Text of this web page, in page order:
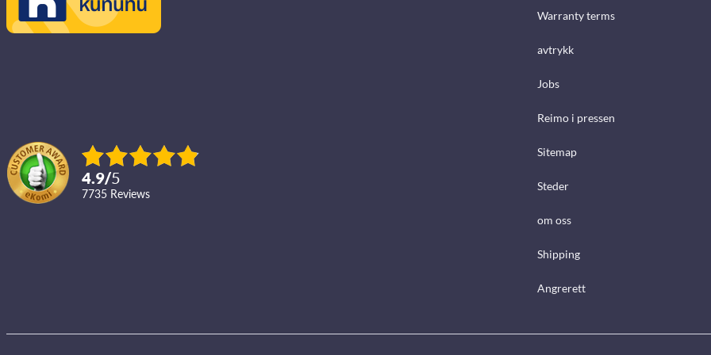
4.9/5
7735 reviews
Warranty terms
avtrykk
Jobs
Reimo i pressen
Sitemap
Steder
om oss
Shipping
Angrerett